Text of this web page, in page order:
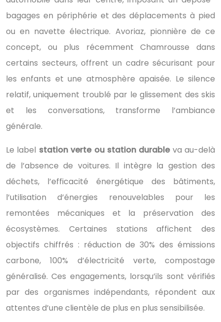
bagages en périphérie et des déplacements à pied
ou en navette électrique. Avoriaz, pionnière de ce
concept, ou plus récemment Chamrousse dans
certains secteurs, offrent un cadre sécurisant pour
les enfants et une atmosphère apaisée. Le silence
relatif, uniquement troublé par le glissement des skis
et les conversations, transforme l’ambiance
générale.
Le label station verte ou station durableva au-delà
de l’absence de voitures. Il intègre la gestion des
déchets, l’efficacité énergétique des bâtiments,
l’utilisation d’énergies renouvelables pour les
remontées mécaniques et la préservation des
écosystèmes. Certaines stations affichent des
objectifs chiffrés : réduction de 30% des émissions
carbone, 100% d’électricité verte, compostage
généralisé. Ces engagements, lorsqu’ils sont vérifiés
par des organismes indépendants, répondent aux
attentes d’une clientèle de plus en plus sensibilisée.